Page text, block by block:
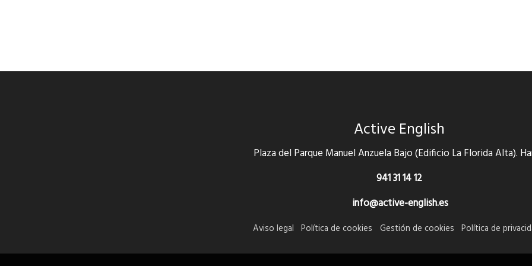
Active English
Plaza del Parque Manuel Anzuela Bajo (Edificio La Florida Alta).
941 31 14 12
info@active-english.es
Aviso legal Política de cookies Gestión de cookies Política de